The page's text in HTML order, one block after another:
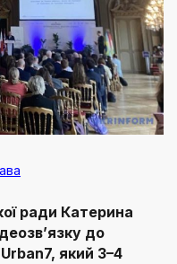
ради Катерина
до
який 3–4